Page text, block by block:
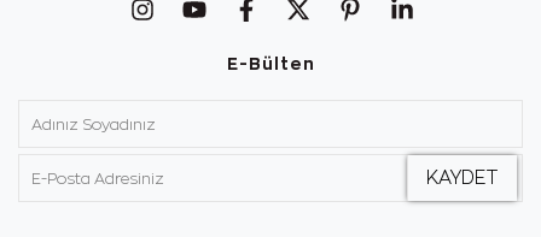
E-Bülten